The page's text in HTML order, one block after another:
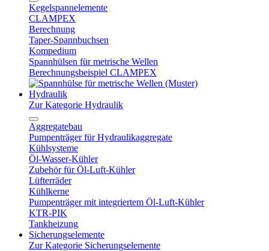
Kegelspannelemente
CLAMPEX
Berechnung
Taper-Spannbuchsen
Kompedium
Spannhülsen für metrische Wellen
Berechnungsbeispiel CLAMPEX
Hydraulik
Zur Kategorie Hydraulik
Aggregatebau
Pumpenträger für Hydraulikaggregate
Kühlsysteme
Öl-Wasser-Kühler
Zubehör für Öl-Luft-Kühler
Lüfterräder
Kühlkerne
Pumpenträger mit integriertem Öl-Luft-Kühler
KTR-PIK
Tankheizung
Sicherungselemente
Zur Kategorie Sicherungselemente